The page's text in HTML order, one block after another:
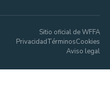
Sitio oficial de WFFA
PrivacidadTérminosCookies
Aviso legal